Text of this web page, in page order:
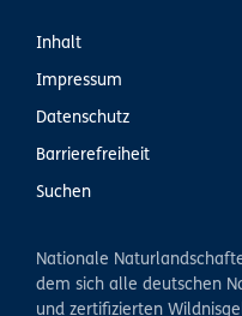
Inhalt
Impressum
Datenschutz
Barrierefreiheit
Suchen
Nationale
dem sich alle deutschen
und zertifizierten